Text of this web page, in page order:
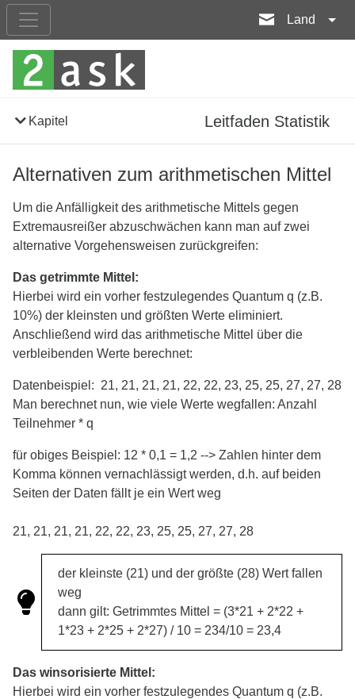
Land
Kapitel Leitfaden Statistik
Alternativen zum arithmetischen Mittel
Um die Anfälligkeit des arithmetische Mittels gegen
Extremausreißer abzuschwächen kann man auf zwei
alternative Vorgehensweisen zurückgreifen:
Das getrimmte Mittel:
Hierbei wird ein vorher festzulegendes Quantum q (z.B.
10%) der kleinsten und größten Werte eliminiert.
Anschließend wird das arithmetische Mittel über die
verbleibenden Werte berechnet:
Datenbeispiel: 21, 21, 21, 21, 22, 22, 23, 25, 25, 27, 27, 28
Man berechnet nun, wie viele Werte wegfallen: Anzahl
Teilnehmer * q
für obiges Beispiel: 12 * 0,1 = 1,2 --> Zahlen hinter dem
Komma können vernachlässigt werden, d.h. auf beiden
Seiten der Daten fällt je ein Wert weg
21, 21, 21, 21, 22, 22, 23, 25, 25, 27, 27, 28
der kleinste (21) und der größte (28) Wert fallen
weg
dann gilt: Getrimmtes Mittel = (3*21 + 2*22 +
1*23 + 2*25 + 2*27) / 10 = 234/10 = 23,4
Das winsorisierte Mittel:
Hierbei wird ein vorher festzulegendes Quantum q (z.B.